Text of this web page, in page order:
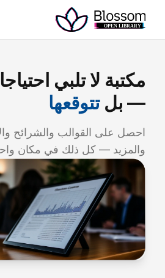
مكتبة لا تلبي
— بل تتوقعها
احصل على القوالب والشرائح
والمزيد — كل ذلك في مكان